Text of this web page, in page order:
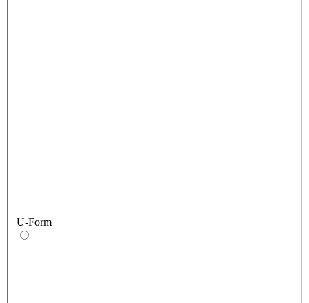
U-Form